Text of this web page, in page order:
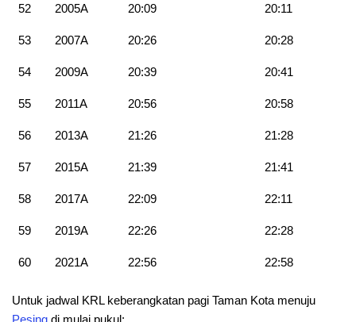
52 2005A 20:09 20:11
53 2007A 20:26 20:28
54 2009A 20:39 20:41
55 2011A 20:56 20:58
56 2013A 21:26 21:28
57 2015A 21:39 21:41
58 2017A 22:09 22:11
59 2019A 22:26 22:28
60 2021A 22:56 22:58
Untuk jadwal KRL keberangkatan pagi Taman Kota menuju
Pesing di mulai pukul: